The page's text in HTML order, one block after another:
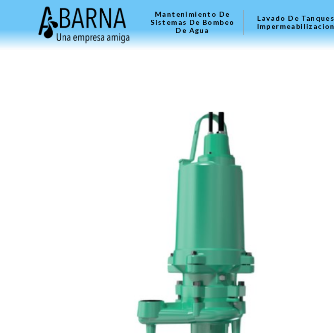
Mantenimiento De
Sistemas De Bombeo
De Agua
Lavado De Tanques
Impermeabilizacion